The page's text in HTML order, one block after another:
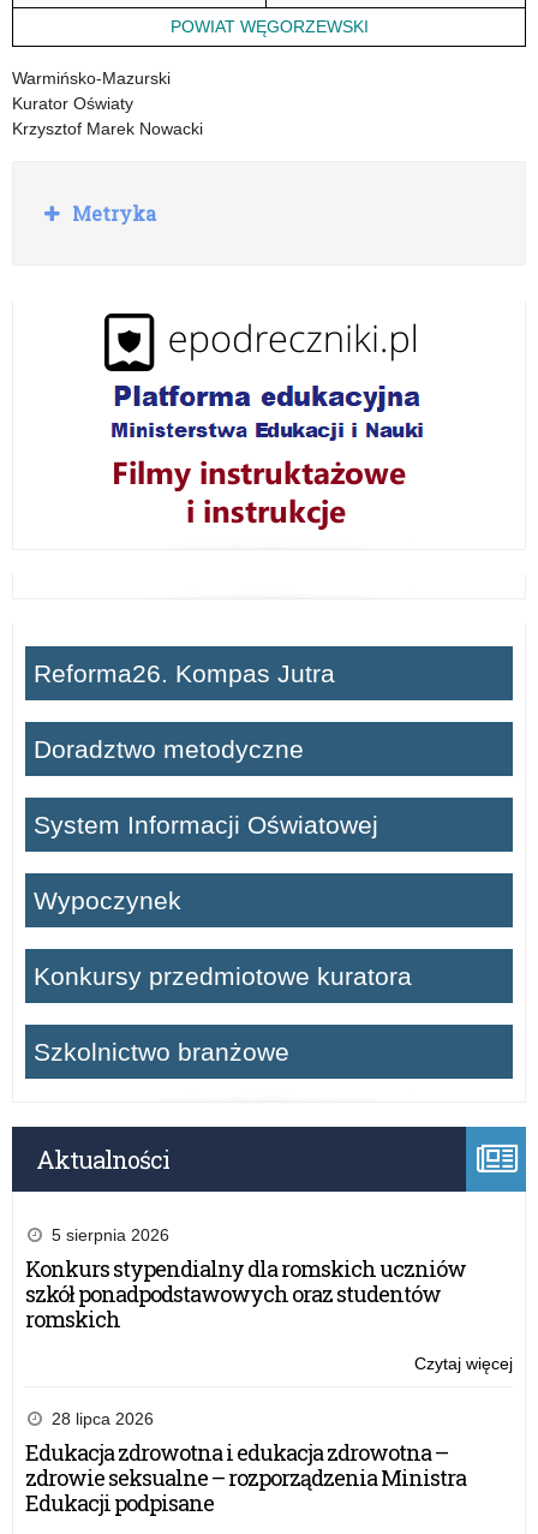
POWIAT WĘGORZEWSKI
Warmińsko-Mazurski
Kurator Oświaty
Krzysztof Marek Nowacki
R
o
Metryka
Reforma26. Kompas Jutra
Doradztwo metodyczne
System Informacji Oświatowej
Wypoczynek
Konkursy przedmiotowe kuratora
Szkolnictwo branżowe
Aktualności
5 sierpnia 2026
Konkurs stypendialny dla romskich uczniów
szkół ponadpodstawowych oraz studentów
romskich
Czytaj więcej
28 lipca 2026
Edukacja zdrowotna i edukacja zdrowotna –
zdrowie seksualne – rozporządzenia Ministra
Edukacji podpisane